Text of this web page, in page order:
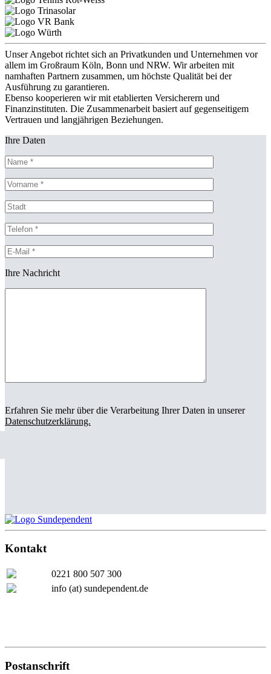
Unser Angebot richtet sich an Privatkunden und Unternehmen vor
allem im Großraum Köln, Bonn und NRW. Wir arbeiten mit
namhaften Partnern zusammen, um höchste Qualität bei der
Ausführung zu garantieren.
Ebenso kooperieren wir mit etablierten Versicherern und
Finanzinstituten. Die Zusammenarbeit basiert auf gegenseitigem
Vertrauen und langjährigen Beziehungen.
Ihre Daten
Ihre Nachricht
Erfahren Sie mehr über die Verarbeitung Ihrer Daten in unserer
Datenschutzerklärung.
Kontakt
0221 800 507 300
info (at) sundependent.de
Postanschrift